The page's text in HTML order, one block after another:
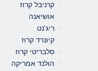
קרניבל קרוז
אושיאנה
ריג'נט
קיונרד קרוז
סלבריטי קרוז
הולנד אמריקה